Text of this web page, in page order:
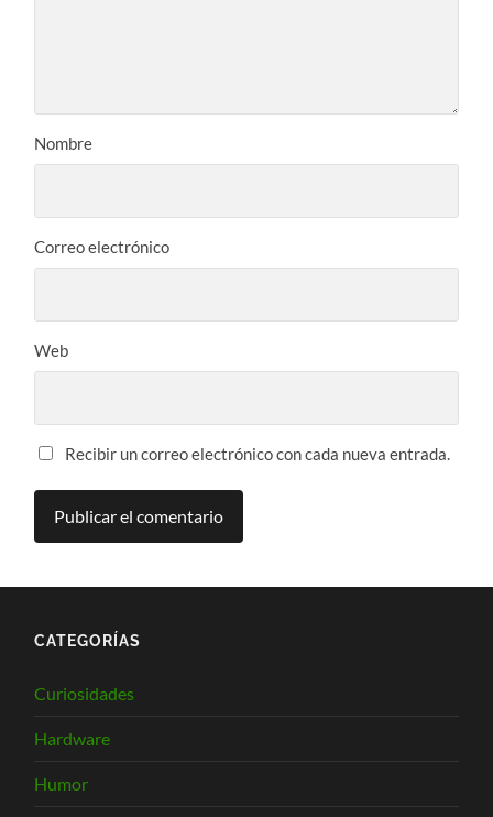
Nombre
Correo electrónico
Web
Recibir un correo electrónico con cada nueva entrada.
CATEGORÍAS
Curiosidades
Hardware
Humor